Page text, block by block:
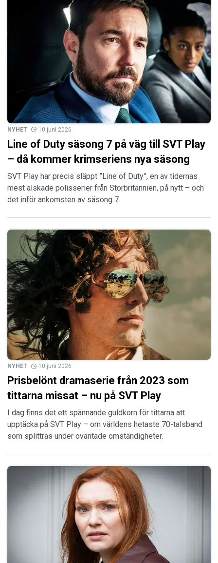
NYHET 10 juni 2026
Line of Duty säsong 7 på väg till SVT Play
– då kommer krimseriens nya säsong
SVT Play har precis släppt ”Line of Duty”, en av tidernas
mest älskade polisserier från Storbritannien, på nytt – och
det inför ankomsten av säsong 7.
NYHET 10 juni 2026
Prisbelönt dramaserie från 2023 som
tittarna missat – nu på SVT Play
I dag finns det ett spännande guldkorn för tittarna att
upptäcka på SVT Play – om världens hetaste 70-talsband
som splittras under oväntade omständigheter.